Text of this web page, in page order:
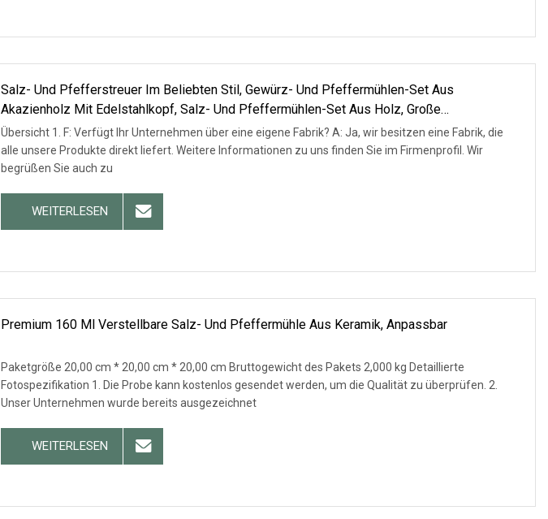
Salz- Und Pfefferstreuer Im Beliebten Stil, Gewürz- Und Pfeffermühlen-Set Aus
Akazienholz Mit Edelstahlkopf, Salz- Und Pfeffermühlen-Set Aus Holz, Große
Pfeffermühle Aus Holz
Übersicht 1. F: Verfügt Ihr Unternehmen über eine eigene Fabrik? A: Ja, wir besitzen eine Fabrik, die
alle unsere Produkte direkt liefert. Weitere Informationen zu uns finden Sie im Firmenprofil. Wir
begrüßen Sie auch zu
WEITERLESEN
Premium 160 Ml Verstellbare Salz- Und Pfeffermühle Aus Keramik, Anpassbar
Paketgröße 20,00 cm * 20,00 cm * 20,00 cm Bruttogewicht des Pakets 2,000 kg Detaillierte
Fotospezifikation 1. Die Probe kann kostenlos gesendet werden, um die Qualität zu überprüfen. 2.
Unser Unternehmen wurde bereits ausgezeichnet
WEITERLESEN